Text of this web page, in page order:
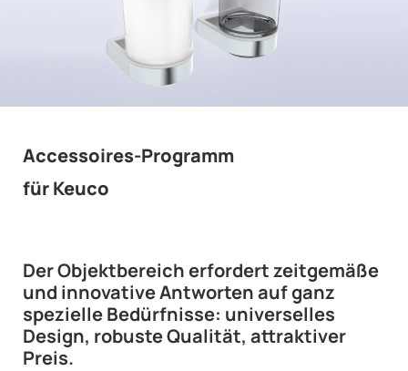
Accessoires-Programm
für Keuco
Der Objektbereich erfordert zeitgemäße
und innovative Antworten auf ganz
spezielle Bedürfnisse: universelles
Design, robuste Qualität, attraktiver
Preis.